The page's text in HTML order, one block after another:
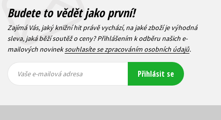
Budete to vědět jako první!
Zajímá Vás, jaký knižní hit právě vychází, na jaké zboží je výhodná
sleva, jaká běží soutěž o ceny? Přihlášením k odběru našich e-
mailových novineksouhlasíte se zpracováním osobních údajů.
mailová
mailová
Vaše e-mailová adresa Přihlásit se